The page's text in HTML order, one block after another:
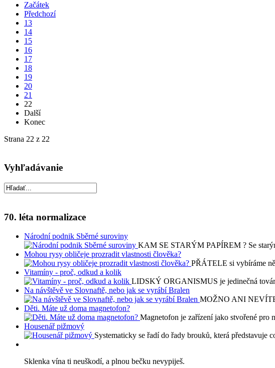
Začátek
Předchozí
13
14
15
16
17
18
19
20
21
22
Další
Konec
Strana 22 z 22
Vyhľadávanie
70. léta normalizace
Národní podnik Sběrné suroviny
KAM SE STARÝM PAPÍREM ? Se
Mohou rysy obličeje prozradit vlastnosti člověka?
PŘÁTELE si vybíráme
Vitamíny - proč, odkud a kolik
LIDSKÝ ORGANISMUS je jedinečná
Na návštěvě ve Slovnaftě, nebo jak se vyrábí Bralen
MOŽNO ANI
Děti. Máte už doma magnetofon?
Magnetofon je zařízení jako stvořené pro
Housenář pižmový
Systematicky se řadí do řady brouků, která
Sklenka vína ti neuškodí, a plnou bečku nevypiješ.